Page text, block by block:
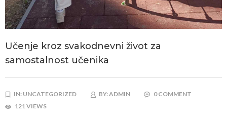
Učenje kroz svakodnevni život za
samostalnost učenika
IN: UNCATEGORIZED BY:ADMIN
0 COMMENT
121 VIEWS